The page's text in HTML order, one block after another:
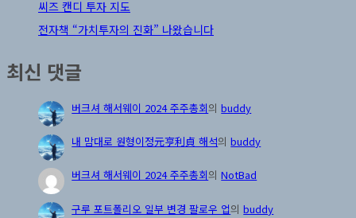
씨즈 캔디 투자 지도
전자책 “가치투자의 진화” 나왔습니다
최신 댓글
버크셔 해서웨이 2024 주주총회의buddy
내 맘대로 원형이정元亨利貞 해석의buddy
버크셔 해서웨이 2024 주주총회의NotBad
구루 포트폴리오 일부 변경 팔로우 업의buddy